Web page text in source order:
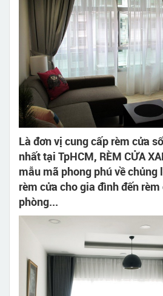
Là đơn vị cung cấp rèm cửa
nhất tại TpHCM, RÈM CỬA
mẫu mã phong phú về chủng
rèm cửa cho gia đình đến
phòng...